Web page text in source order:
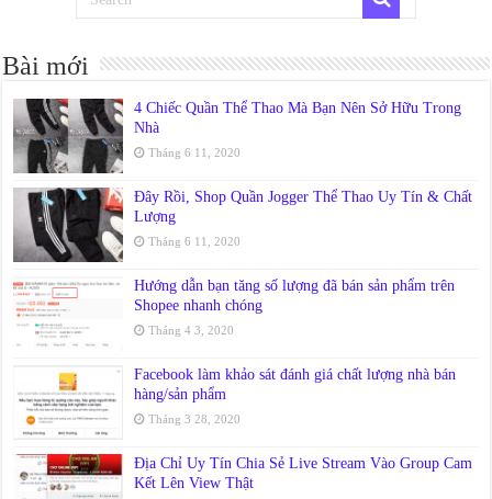
Bài mới
4 Chiếc Quần Thể Thao Mà Bạn Nên Sở Hữu Trong
Nhà
Tháng 6 11, 2020
Đây Rồi, Shop Quần Jogger Thể Thao Uy Tín & Chất
Lượng
Tháng 6 11, 2020
Hướng dẫn bạn tăng số lượng đã bán sản phẩm trên
Shopee nhanh chóng
Tháng 4 3, 2020
Facebook làm khảo sát đánh giá chất lượng nhà bán
hàng/sản phẩm
Tháng 3 28, 2020
Địa Chỉ Uy Tín Chia Sẻ Live Stream Vào Group Cam
Kết Lên View Thật